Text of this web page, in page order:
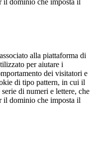
il dominio che imposta il
alla piattaforma di
per aiutare i
dei visitatori e
di tipo pattern, in cui il
di numeri e lettere, che
il dominio che imposta il